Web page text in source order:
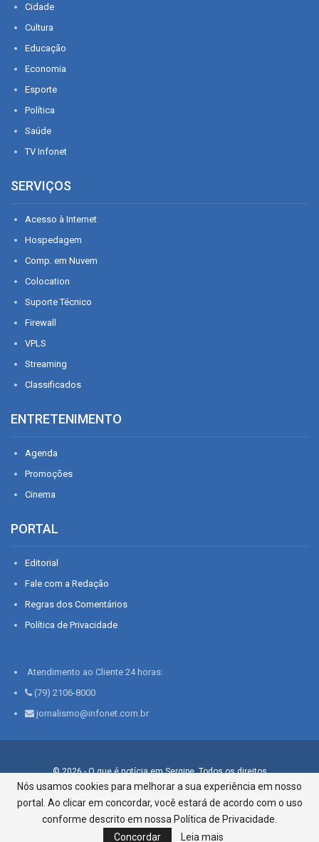
Cidade
Cultura
Educação
Economia
Esporte
Política
Saúde
TV Infonet
SERVIÇOS
Acesso à Internet
Hospedagem
Comp. em Nuvem
Colocation
Suporte Técnico
Firewall
VPLS
Streaming
Classificados
ENTRETENIMENTO
Agenda
Promoções
Cinema
PORTAL
Editorial
Fale com a Redação
Regras dos Comentários
Política de Privacidade
Atendimento ao Cliente 24 horas:
(79) 2106-8000
jornalismo@infonet.com.br
© 2026 - O que é notícia em Sergipe. Todos os direitos
reservados.
Infonet - Rua Monsenhor Silveira 276, Bairro São José |
Aracaju-SE, CEP 49015-030, Fone: 79.2106.8000 - CI Centro de
Informações LTDA
Nós usamos cookies para melhorar a sua experiência em nosso
portal. Ao clicar em concordar, você estará de acordo com o uso
conforme descrito em nossa Política de Privacidade.
Concordar
Leia mais